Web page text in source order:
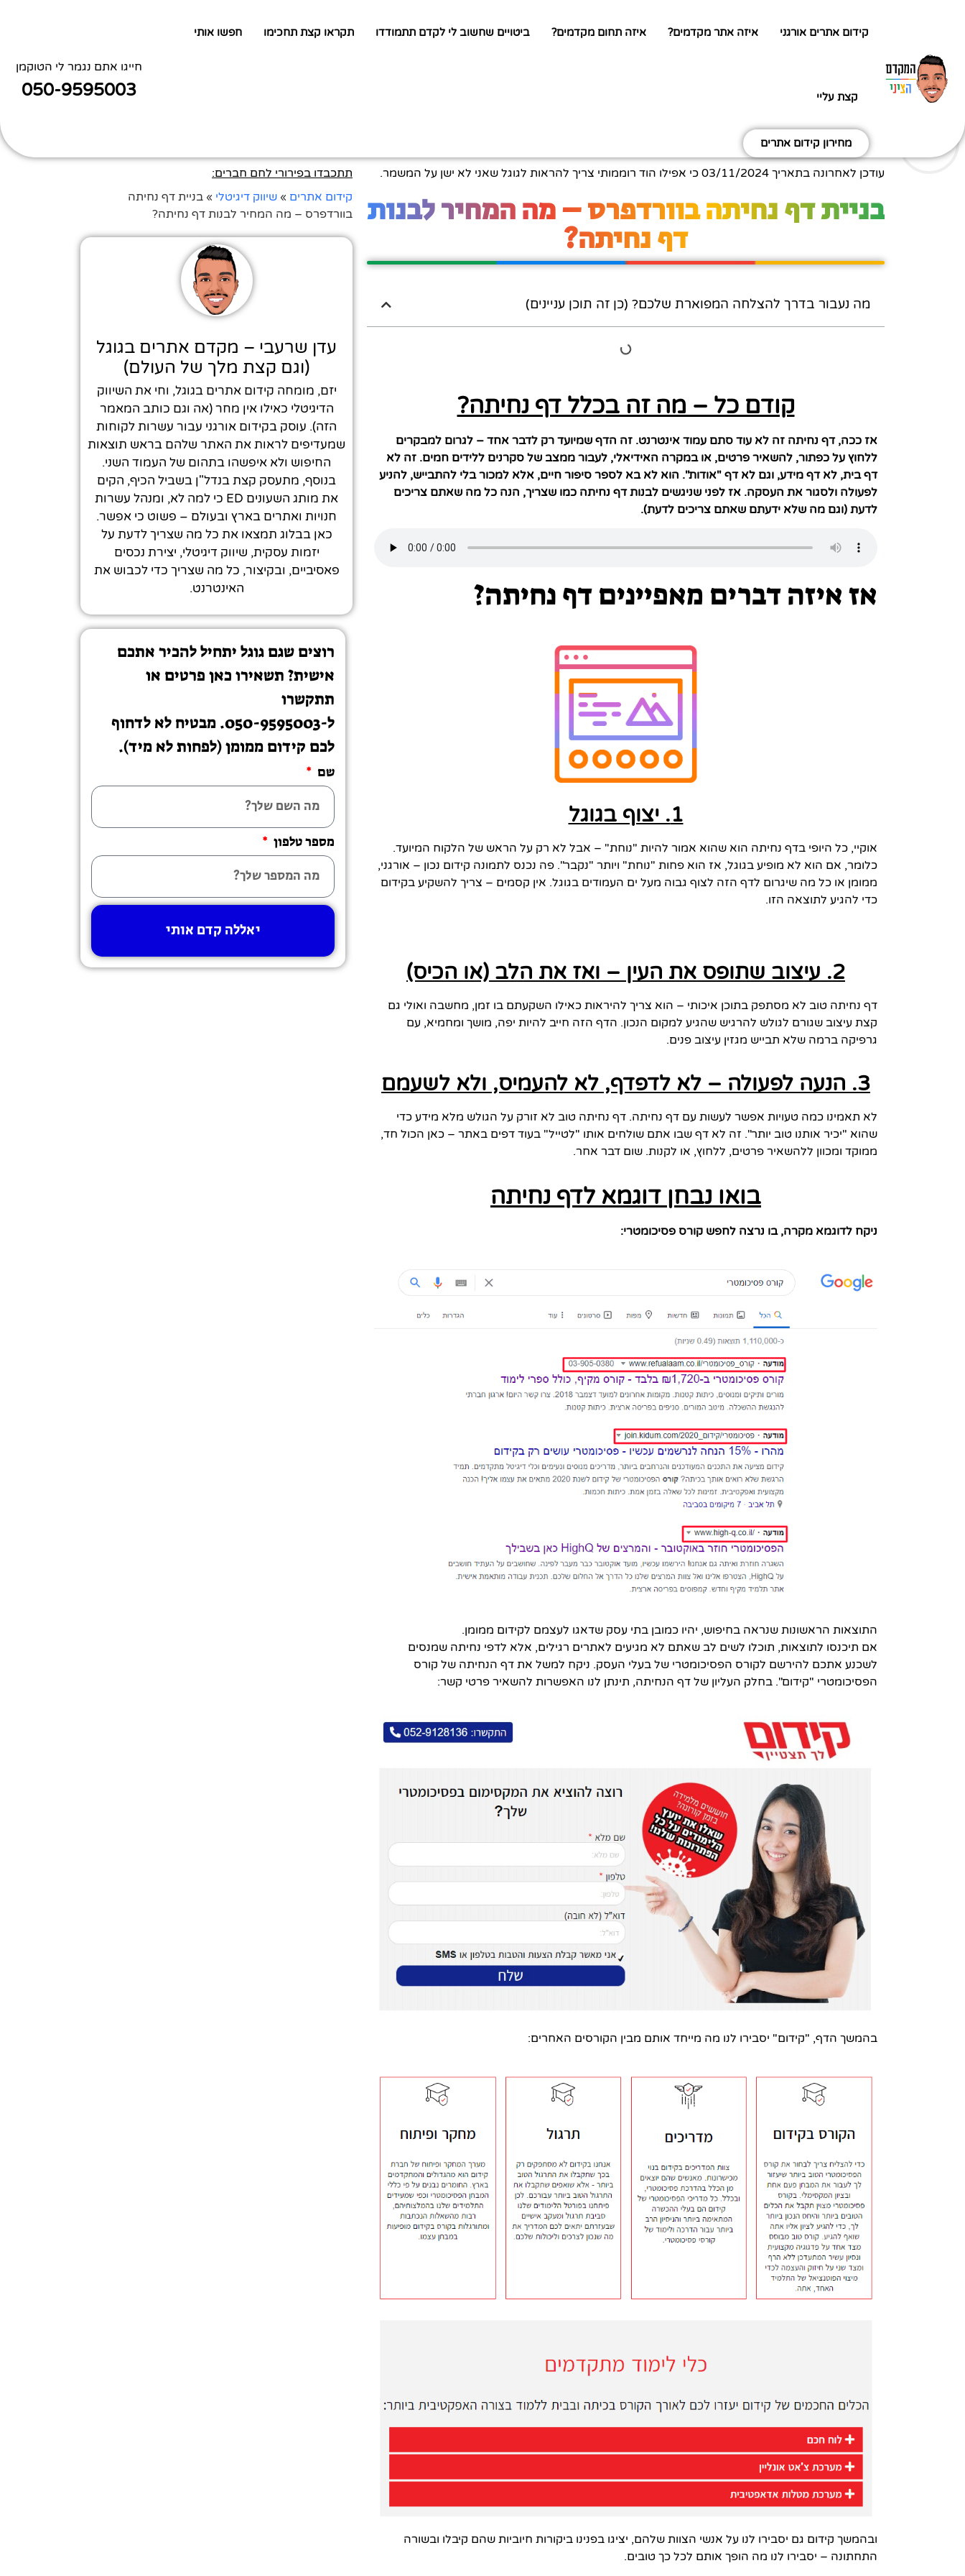
קידום אתרים אורגני איזה אתר מקדמים? איזה תחום מקדמים? ביטויים שחשוב לי לקדם תתמודדו תקראו קצת תחכימו חפשו אותי
קצת עליי
מחירון קידום אתרים
חייגו אתם נגמר לי הטוקמן
050-9595003
עודכן לאחרונה בתאריך 03/11/2024 כי אפילו הוד רוממותי צריך להראות לגוגל שאני לא ישן על המשמר.
בניית דף נחיתה בוורדפרס – מה המחיר לבנות
דף נחיתה?
מה נעבור בדרך להצלחה המפוארת שלכם? (כן זה תוכן עניינים)
קודם כל – מה זה בכלל דף נחיתה?
אז ככה, דף נחיתה זה לא עוד סתם עמוד אינטרנט. זה הדף שמיועד רק לדבר אחד – לגרום למבקרים
ללחוץ על כפתור, להשאיר פרטים, או במקרה האידיאלי, לעבור ממצב של סקרנים ללידים חמים. זה לא
דף בית, לא דף מידע, וגם לא דף "אודות". הוא לא בא לספר סיפור חיים, אלא למכור בלי להתבייש, להניע
לפעולה ולסגור את העסקה. אז לפני שניגשים לבנות דף נחיתה כמו שצריך, הנה כל מה שאתם צריכים
לדעת (וגם מה שלא ידעתם שאתם צריכים לדעת).
אז איזה דברים מאפיינים דף נחיתה?
1. יצוף בגוגל
אוקיי, כל היופי בדף נחיתה הוא שהוא אמור להיות "נוחת" – אבל לא רק על הראש של הלקוח המיועד.
כלומר, אם הוא לא מופיע בגוגל, אז הוא פחות "נוחת" ויותר "נקבר". פה נכנס לתמונה קידום נכון – אורגני,
ממומן או כל מה שיגרום לדף הזה לצוף גבוה מעל ים העמודים בגוגל. אין קסמים – צריך להשקיע בקידום
כדי להגיע לתוצאה הזו.
2. עיצוב שתופס את העין – ואז את הלב (או הכיס)
דף נחיתה טוב לא מסתפק בתוכן איכותי – הוא צריך להיראות כאילו השקעתם בו זמן, מחשבה ואולי גם
קצת עיצוב שגורם לגולש להרגיש שהגיע למקום הנכון. הדף הזה חייב להיות יפה, מושך ומחמיא, עם
גרפיקה ברמה שלא תבייש מגזין עיצוב פנים.
3. הנעה לפעולה – לא לדפדף, לא להעמיס, ולא לשעמם
לא תאמינו כמה טעויות אפשר לעשות עם דף נחיתה. דף נחיתה טוב לא זורק על הגולש מלא מידע כדי
שהוא "יכיר אותנו טוב יותר". זה לא דף שבו אתם שולחים אותו "לטייל" בעוד דפים באתר – כאן הכול חד,
ממוקד ומכוון ללהשאיר פרטים, ללחוץ, או לקנות. שום דבר אחר.
בואו נבחן דוגמא לדף נחיתה
ניקח לדוגמא מקרה, בו נרצה לחפש קורס פסיכומטרי:
התוצאות הראשונות שנראה בחיפוש, יהיו כמובן בתי עסק שדאגו לעצמם לקידום ממומן.
אם תיכנסו לתוצאות, תוכלו לשים לב שאתם לא מגיעים לאתרים רגילים, אלא לדפי נחיתה שמנסים
לשכנע אתכם להירשם לקורס הפסיכומטרי של בעלי העסק. ניקח למשל את דף הנחיתה של קורס
הפסיכומטרי "קידום". בחלק העליון של דף הנחיתה, תינתן לנו האפשרות להשאיר פרטי קשר:
בהמשך הדף, "קידום" יסבירו לנו מה מייחד אותם מבין הקורסים האחרים:
ובהמשך קידום גם יסבירו לנו על אנשי הצוות שלהם, יציגו בפנינו ביקורות חיוביות שהם קיבלו ובשורה
התחתונה – יסבירו לנו מה הופך אותם לכל כך טובים.
תתכבדו בפירורי לחם חברים:
קידום אתרים » שיווק דיגיטלי » בניית דף נחיתה
בוורדפרס – מה המחיר לבנות דף נחיתה?
עדן שרעבי – מקדם אתרים בגוגל
(וגם קצת מלך של העולם)
יזם, מומחה קידום אתרים בגוגל, וחי את השיווק
הדיגיטלי כאילו אין מחר (אה וגם כותב המאמר
הזה). עוסק בקידום אורגני עבור עשרות לקוחות
שמעדיפים לראות את האתר שלהם בראש תוצאות
החיפוש ולא איפשהו בתהום של העמוד השני.
בנוסף, מתעסק קצת בנדל"ן בשביל הכיף, הקים
את מותג השעונים ED כי למה לא, ומנהל עשרות
חנויות ואתרים בארץ ובעולם – פשוט כי אפשר.
כאן בבלוג תמצאו את כל מה שצריך לדעת על
יזמות עסקית, שיווק דיגיטלי, יצירת נכסים
פאסיביים, ובקיצור, כל מה שצריך כדי לכבוש את
האינטרנט.
רוצים שגם גוגל יתחיל להכיר אתכם
אישית? תשאירו כאן פרטים או
תתקשרו
ל-050-9595003. מבטיח לא לדחוף
לכם קידום ממומן (לפחות לא מיד).
שם
מספר טלפון
יאללה קדם אותי